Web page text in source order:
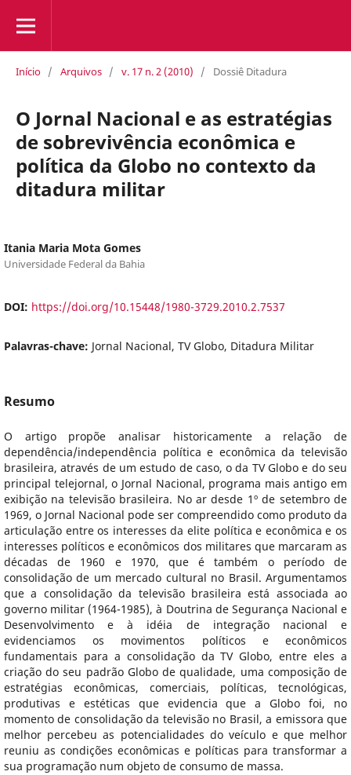
Início / Arquivos / v. 17 n. 2 (2010) / Dossiê Ditadura
O Jornal Nacional e as estratégias
de sobrevivência econômica e
política da Globo no contexto da
ditadura militar
Itania Maria Mota Gomes
Universidade Federal da Bahia
DOI: https://doi.org/10.15448/1980-3729.2010.2.7537
Palavras-chave: Jornal Nacional, TV Globo, Ditadura Militar
Resumo
O artigo propõe analisar historicamente a relação de
dependência/independência política e econômica da televisão
brasileira, através de um estudo de caso, o da TV Globo e do seu
principal telejornal, o Jornal Nacional, programa mais antigo em
exibição na televisão brasileira. No ar desde 1º de setembro de
1969, o Jornal Nacional pode ser compreendido como produto da
articulação entre os interesses da elite política e econômica e os
interesses políticos e econômicos dos militares que marcaram as
décadas de 1960 e 1970, que é também o período de
consolidação de um mercado cultural no Brasil. Argumentamos
que a consolidação da televisão brasileira está associada ao
governo militar (1964-1985), à Doutrina de Segurança Nacional e
Desenvolvimento e à idéia de integração nacional e
evidenciamos os movimentos políticos e econômicos
fundamentais para a consolidação da TV Globo, entre eles a
criação do seu padrão Globo de qualidade, uma composição de
estratégias econômicas, comerciais, políticas, tecnológicas,
produtivas e estéticas que evidencia que a Globo foi, no
momento de consolidação da televisão no Brasil, a emissora que
melhor percebeu as potencialidades do veículo e que melhor
reuniu as condições econômicas e políticas para transformar a
sua programação num objeto de consumo de massa.